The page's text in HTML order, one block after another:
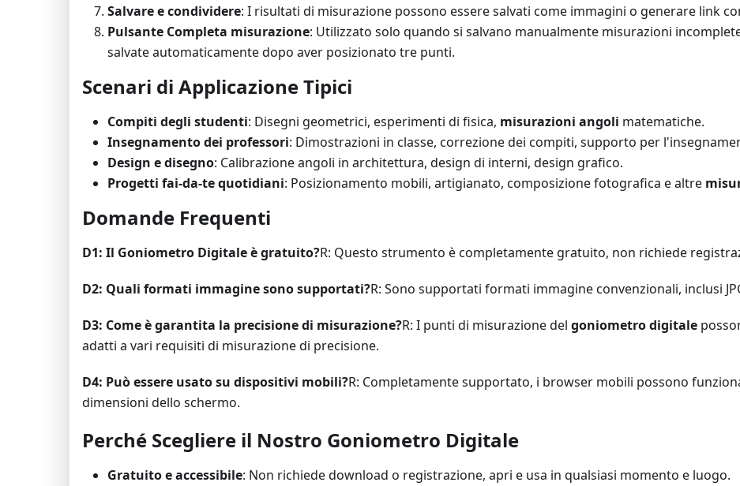
Salvare e condividere: I risultati di misurazione possono essere salvati come immagini o generare link
Pulsante Completa misurazione: Utilizzato solo quando si salvano manualmente misurazioni
salvate automaticamente dopo aver posizionato tre punti.
Scenari di Applicazione Tipici
Compiti degli studenti: Disegni geometrici, esperimenti di fisica, misurazioni angoli matematiche.
Insegnamento dei professori: Dimostrazioni in classe, correzione dei compiti, supporto per
Design e disegno: Calibrazione angoli in architettura, design di interni, design grafico.
Progetti fai-da-te quotidiani: Posizionamento mobili, artigianato, composizione fotografica e altre
Domande Frequenti
D1: Il Goniometro Digitale è gratuito?R: Questo strumento è completamente gratuito, non richiede
D2: Quali formati immagine sono supportati?R: Sono supportati formati immagine convenzionali, inclusi
D3: Come è garantita la precisione di misurazione?R: I punti di misurazione del goniometro digitale
adatti a vari requisiti di misurazione di precisione.
D4: Può essere usato su dispositivi mobili?R: Completamente supportato, i browser mobili possono
dimensioni dello schermo.
Perché Scegliere il Nostro Goniometro Digitale
Gratuito e accessibile: Non richiede download o registrazione, apri e usa in qualsiasi momento e luogo.